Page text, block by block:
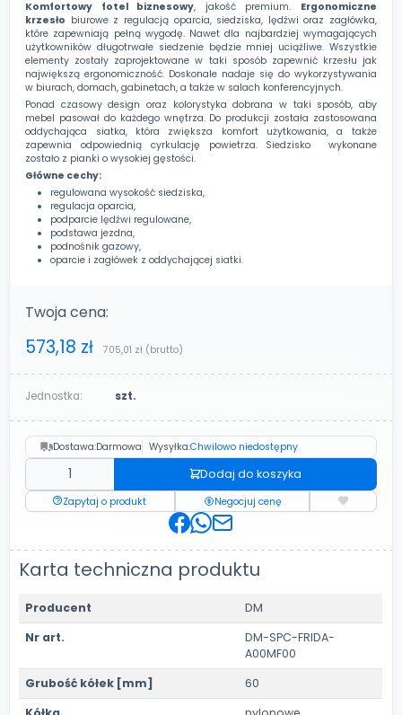
Komfortowy fotel biznesowy, jakość premium. Ergonomiczne
krzesło biurowe z regulacją oparcia, siedziska, lędźwi oraz zagłówka,
które zapewniają pełną wygodę. Nawet dla najbardziej wymagających
użytkowników długotrwałe siedzenie będzie mniej uciążliwe. Wszystkie
elementy zostały zaprojektowane w taki sposób zapewnić krzesłu jak
największą ergonomiczność. Doskonale nadaje się do wykorzystywania
w biurach, domach, gabinetach, a także w salach konferencyjnych.
Ponad czasowy design oraz kolorystyka dobrana w taki sposób, aby
mebel pasował do każdego wnętrza. Do produkcji została zastosowana
oddychająca siatka, która zwiększa komfort użytkowania, a także
zapewnia odpowiednią cyrkulację powietrza. Siedzisko wykonane
zostało z pianki o wysokiej gęstości.
Główne cechy:
regulowana wysokość siedziska,
regulacja oparcia,
podparcie lędźwi regulowane,
podstawa jezdna,
podnośnik gazowy,
oparcie i zagłówek z oddychającej siatki.
Twoja cena:
573,18 zł 705,01 zł (brutto)
Jednostka: szt.
Dostawa:Darmowa Wysyłka:Chwilowo niedostępny
Dodaj do koszyka
Zapytaj o produkt Negocjuj cenę
Karta techniczna produktu
Producent
DM
Nr art.
DM-SPC-FRIDA-
A00MF00
Grubość kółek [mm]
60